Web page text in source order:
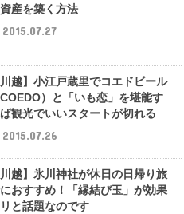
産を築く方法
2015.07.27
川越】小江戸蔵里でコエドビール
COEDO）と「いも恋」を堪能す
観光でいいスタートが切れる
2015.07.26
川越】氷川神社が休日の日帰り旅
おすすめ！「縁結び玉」が効果
と話題なのです